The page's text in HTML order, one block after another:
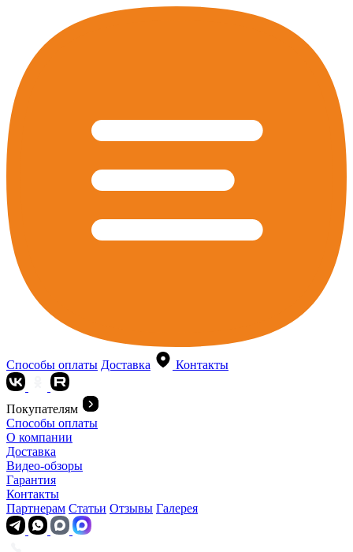
Способы оплаты Доставка Контакты
Покупателям
Способы оплаты
О компании
Доставка
Видео-обзоры
Гарантия
Контакты
Партнерам Статьи Отзывы Галерея